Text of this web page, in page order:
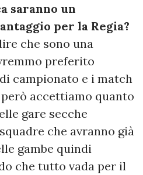
saranno un
per la Regia?
che sono una
preferito
campionato e i match
accettiamo quanto
gare secche
che avranno già
gambe quindi
che tutto vada per il